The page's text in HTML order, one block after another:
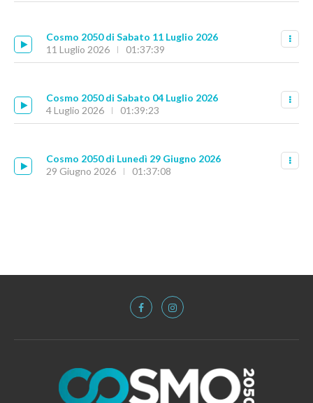
Cosmo 2050 di Sabato 11 Luglio 2026
11 Luglio 2026
01:37:39
Cosmo 2050 di Sabato 04 Luglio 2026
4 Luglio 2026
01:39:23
Cosmo 2050 di Lunedì 29 Giugno 2026
29 Giugno 2026
01:37:08